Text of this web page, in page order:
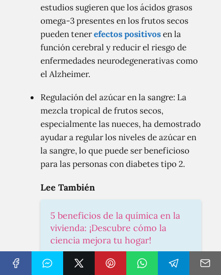
estudios sugieren que los ácidos grasos
omega-3 presentes en los frutos secos
pueden tenerefectos positivosen la
función cerebral y reducir el riesgo de
enfermedades neurodegenerativas como
el Alzheimer.
Regulación del azúcar en la sangre: La
mezcla tropical de frutos secos,
especialmente las nueces, ha demostrado
ayudar a regular los niveles de azúcar en
la sangre, lo que puede ser beneficioso
para las personas con diabetes tipo 2.
Lee También
5 beneficios de la química en la
vivienda: ¡Descubre cómo la
ciencia mejora tu hogar!